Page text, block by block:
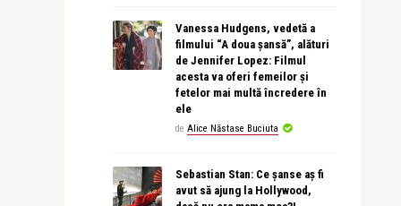
Vanessa Hudgens, vedetă a
filmului “A doua șansă”, alături
de Jennifer Lopez: Filmul
acesta va oferi femeilor și
fetelor mai multă încredere în
ele
de Alice Năstase Buciuta
Sebastian Stan: Ce șanse aș fi
avut să ajung la Hollywood,